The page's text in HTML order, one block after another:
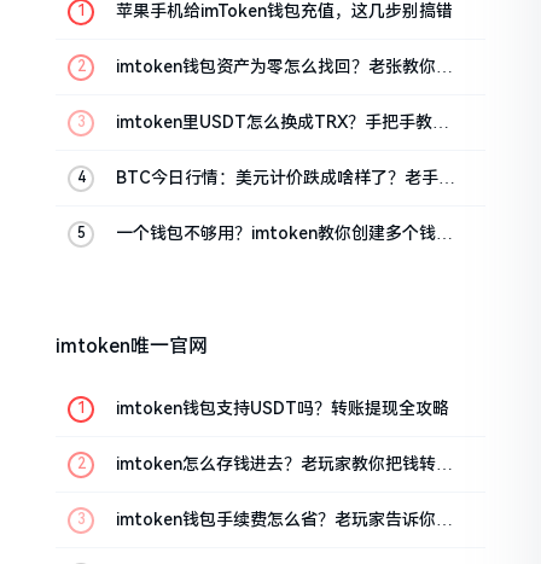
苹果手机给imToken钱包充值，这几步别搞错
imtoken钱包资产为零怎么找回？老张教你几
imtoken里USDT怎么换成TRX？手把手教你
BTC今日行情：美元计价跌成啥样了？老手教
一个钱包不够用？imtoken教你创建多个钱包
imtoken唯一官网
imtoken钱包支持USDT吗？转账提现全攻略
imtoken怎么存钱进去？老玩家教你把钱转进
imtoken钱包手续费怎么省？老玩家告诉你几